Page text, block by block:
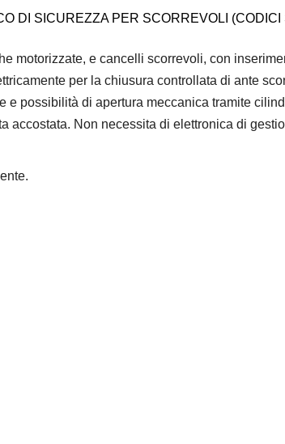
DI SICUREZZA PER SCORREVOLI
motorizzate, e cancelli scorrevoli, con
per la chiusura controllata di ante
possibilità di apertura meccanica tramite
accostata. Non necessita di elettronica di